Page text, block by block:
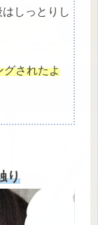
しっとりし
グされたよ
り